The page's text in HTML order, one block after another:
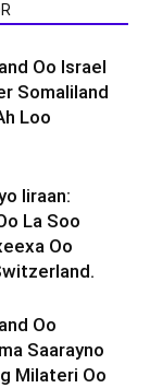
Oo Israel
Somaliland
Loo
Iiraan:
La Soo
Oo
Oo
Saarayno
Milateri Oo